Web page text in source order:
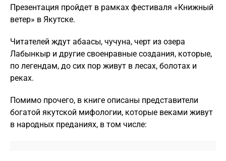
Презентация пройдет в рамках фестиваля «Книжный
ветер» в Якутске.
Читателей ждут абаасы, чучуна, черт из озера
Лабынкыр и другие своенравные создания, которые,
по легендам, до сих пор живут в лесах, болотах и
реках.
Помимо прочего, в книге описаны представители
богатой якутской мифологии, которые веками живут
в народных преданиях, в том числе: